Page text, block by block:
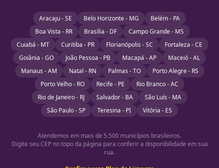
Aracaju - SE Belo Horizonte - MG
Belém - PA
Boa Vista - RR
Brasília - DF
Campo Grande - MS
Cuiabá - MT
Curitiba - PR Florianópolis - SC
Fortaleza - CE
Goiânia - GO
João Pessoa - PB Macapá - AP
Maceió - AL
Manaus - AM
Natal - RN Palmas - TO
Porto Alegre - RS
Porto Velho - RO
Recife - PE
Rio Branco - AC
Rio de Janeiro - RJ
Salvador - BA
São Luís - MA
São Paulo - SP
Teresina - PI Vitória - ES
Atendemos em mais de 5.500 municípios brasileiros.
Digite seu CEP no topo da página para conferir a disponibilidade em sua
rua.